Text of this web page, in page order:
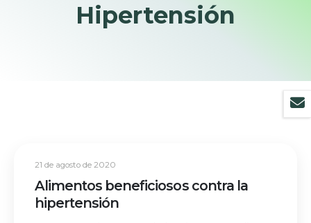
Hipertensión
21 de agosto de 2020
Alimentos beneficiosos contra la
hipertensión